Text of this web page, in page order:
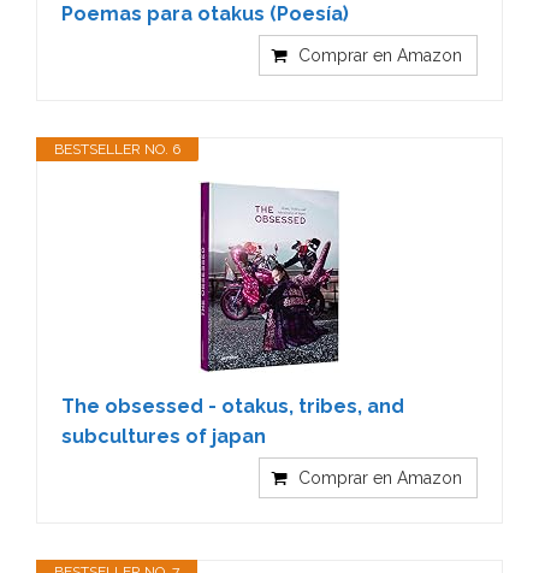
Poemas para otakus (Poesía)
Comprar en Amazon
BESTSELLER NO. 6
The obsessed - otakus, tribes, and
subcultures of japan
Comprar en Amazon